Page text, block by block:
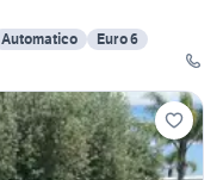
Automatico
Euro 6